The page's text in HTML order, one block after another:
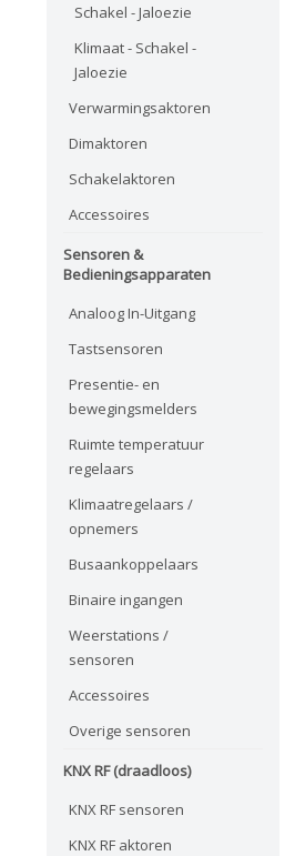
Schakel - Jaloezie
Klimaat - Schakel -
Jaloezie
Verwarmingsaktoren
Dimaktoren
Schakelaktoren
Accessoires
Sensoren &
Bedieningsapparaten
Analoog In-Uitgang
Tastsensoren
Presentie- en
bewegingsmelders
Ruimte temperatuur
regelaars
Klimaatregelaars /
opnemers
Busaankoppelaars
Binaire ingangen
Weerstations /
sensoren
Accessoires
Overige sensoren
KNX RF (draadloos)
KNX RF sensoren
KNX RF aktoren